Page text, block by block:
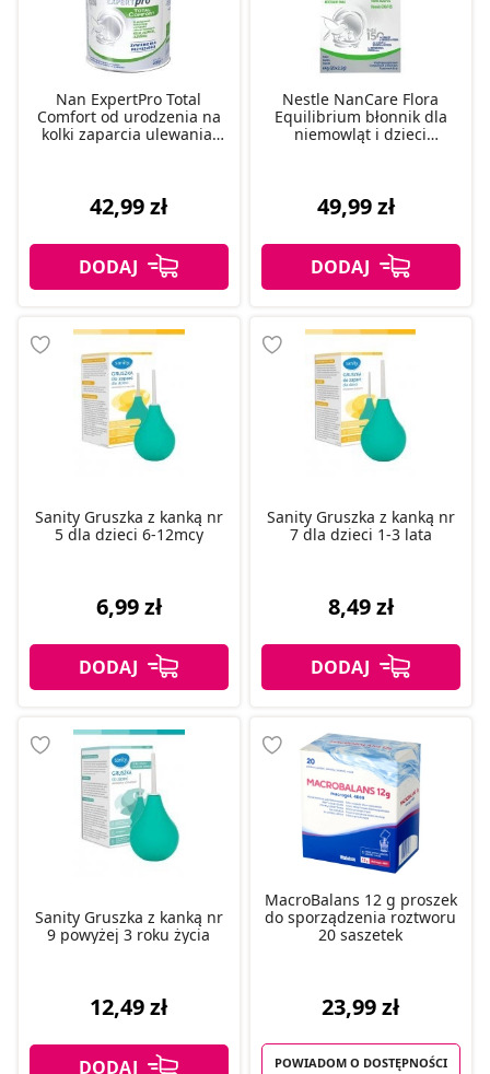
Nan ExpertPro Total
Comfort od urodzenia na
kolki zaparcia ulewania,
42,99 zł
Nestle NanCare Flora
Equilibrium błonnik dla
niemowląt i dzieci
49,99 zł
Sanity Gruszka z kanką nr
5 dla dzieci 6-12mcy
6,99 zł
Sanity Gruszka z kanką nr
7 dla dzieci 1-3 lata
8,49 zł
Sanity Gruszka z kanką nr
9 powyżej 3 roku życia
12,49 zł
MacroBalans 12 g proszek
do sporządzenia roztworu
20 saszetek
23,99 zł
POWIADOM O DOSTĘPNOŚCI